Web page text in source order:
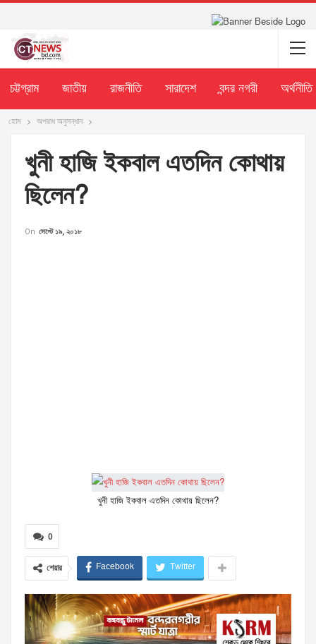
চট্টগ্রাম জাতীয় রাজনীতি সারাদেশ বন্দর নগরী অর্থনীতি
হোম অপরাধ অনুসন্ধান
খুনী হাজি ইকবাল এতদিন কোথায়
ছিলেন?
On সেপ্টে ১৯, ২০১৮
খুনী হাজি ইকবাল এতদিন কোথায় ছিলেন?
0
শেয়ার Facebook Twitter